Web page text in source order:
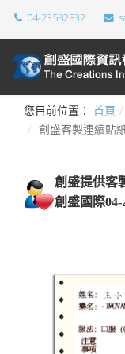
04-23582832
您目前位置： 首頁
創盛客製連續貼
創盛提供客
創盛國際04-